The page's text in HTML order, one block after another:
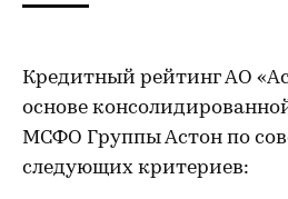
Кредитный рейтинг АО
основе
МСФО Группы Астон по
следующих критериев: